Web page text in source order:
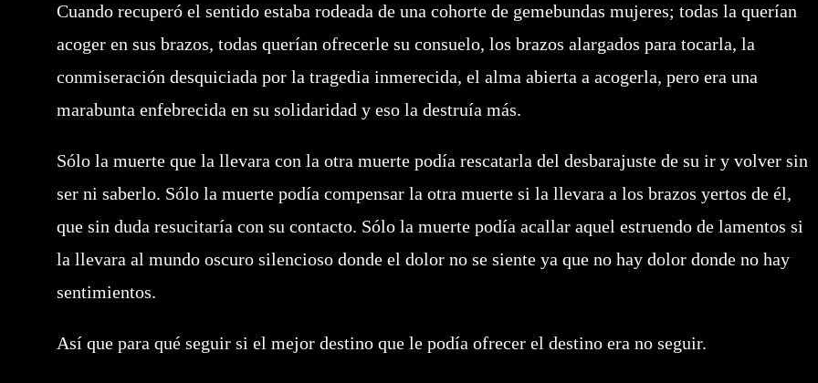
Cuando recuperó el sentido estaba rodeada de una cohorte de gemebundas mujeres; todas la querían
acoger en sus brazos, todas querían ofrecerle su consuelo, los brazos alargados para tocarla, la
conmiseración desquiciada por la tragedia inmerecida, el alma abierta a acogerla, pero era una
marabunta enfebrecida en su solidaridad y eso la destruía más.
Sólo la muerte que la llevara con la otra muerte podía rescatarla del desbarajuste de su ir y volver sin
ser ni saberlo. Sólo la muerte podía compensar la otra muerte si la llevara a los brazos yertos de él,
que sin duda resucitaría con su contacto. Sólo la muerte podía acallar aquel estruendo de lamentos si
la llevara al mundo oscuro silencioso donde el dolor no se siente ya que no hay dolor donde no hay
sentimientos.
Así que para qué seguir si el mejor destino que le podía ofrecer el destino era no seguir.